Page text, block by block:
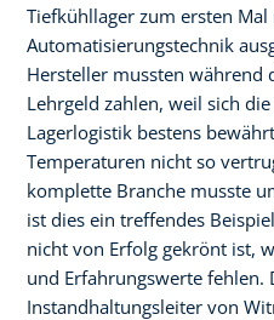
Tiefkühllager zum ersten
Automatisierungstechnik
Hersteller mussten während
Lehrgeld zahlen, weil sich
Lagerlogistik bestens
Temperaturen nicht so
komplette Branche musste
ist dies ein treffendes
nicht von Erfolg gekrönt ist,
und Erfahrungswerte fehlen.
Instandhaltungsleiter von